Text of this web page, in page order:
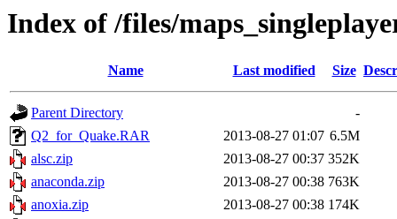
Index of /files/
Name Last modified Size
Parent Directory
-
Q2_for_Quake.RAR
2013-08-27 01:07 6.5M
alsc.zip
2013-08-27 00:37 352K
anaconda.zip
2013-08-27 00:38 763K
anoxia.zip
2013-08-27 00:38 174K